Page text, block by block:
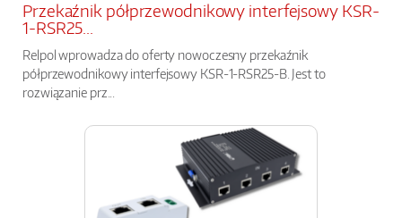
Przekaźnik półprzewodnikowy interfejsowy KSR-
1-RSR25...
Relpol wprowadza do oferty nowoczesny przekaźnik
półprzewodnikowy interfejsowy KSR-1-RSR25-B. Jest to
rozwiązanie prz...